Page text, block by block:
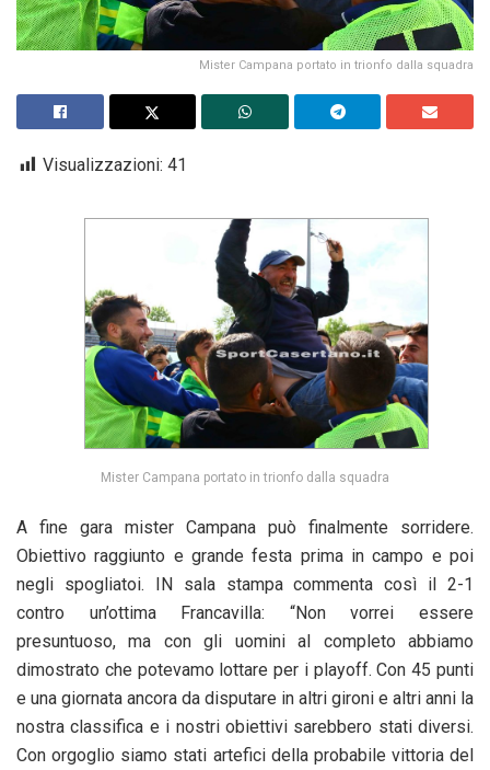
Mister Campana portato in trionfo dalla squadra
Visualizzazioni: 41
Mister Campana portato in trionfo dalla squadra
A fine gara mister Campana può finalmente sorridere.
Obiettivo raggiunto e grande festa prima in campo e poi
negli spogliatoi. IN sala stampa commenta così il 2-1
contro un’ottima Francavilla: “Non vorrei essere
presuntuoso, ma con gli uomini al completo abbiamo
dimostrato che potevamo lottare per i playoff. Con 45 punti
e una giornata ancora da disputare in altri gironi e altri anni la
nostra classifica e i nostri obiettivi sarebbero stati diversi.
Con orgoglio siamo stati artefici della probabile vittoria del